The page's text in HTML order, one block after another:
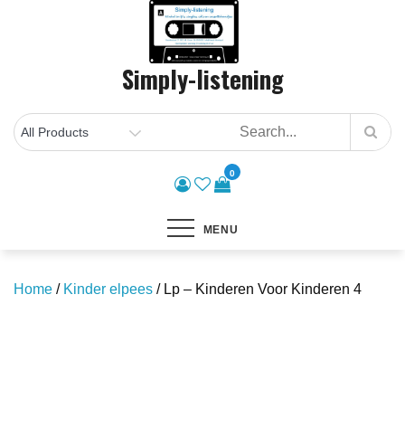
Simply-listening
0
MENU
Home / Kinder elpees / Lp – Kinderen Voor Kinderen 4